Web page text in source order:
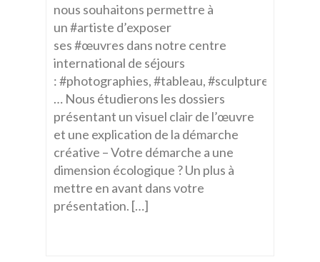
nous souhaitons permettre à
un #artiste d’exposer
ses #œuvres dans notre centre
international de séjours
: #photographies, #tableau, #sculptures
… Nous étudierons les dossiers
présentant un visuel clair de l’œuvre
et une explication de la démarche
créative – Votre démarche a une
dimension écologique ? Un plus à
mettre en avant dans votre
présentation. […]